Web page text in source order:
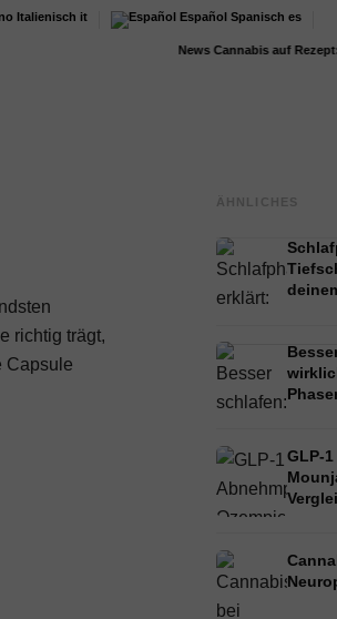
Italienisch it Español Spanisch es
Cannabis auf Rezept:
richtig trägt,
Capsule
ÄHNLICHES
GLP-